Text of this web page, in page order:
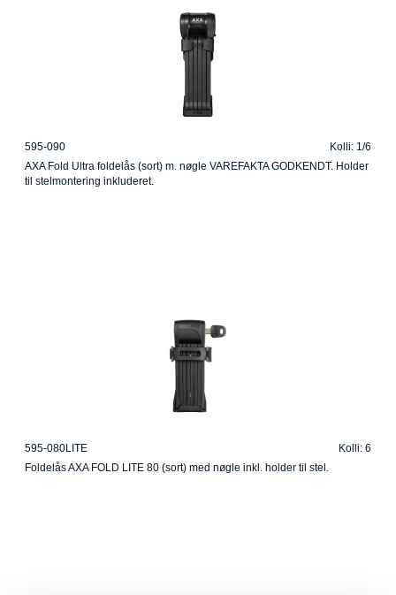
595-090
Kolli: 1/6
AXA Fold Ultra foldelås (sort) m. nøgle VAREFAKTA GODKENDT. Holder
til stelmontering inkluderet.
595-080LITE
Kolli: 6
Foldelås AXA FOLD LITE 80 (sort) med nøgle inkl. holder til stel.